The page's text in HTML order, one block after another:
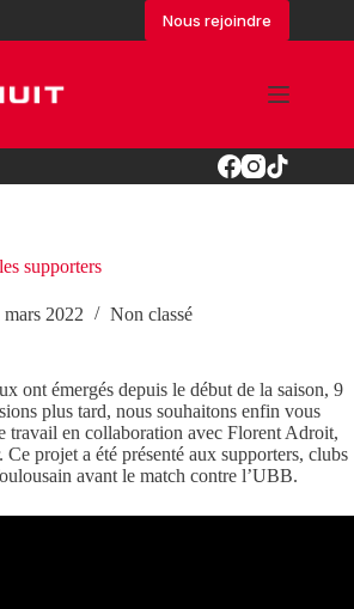
Nous rejoindre
supporters
mars 2022 Non classé
ont émergés depuis le début de la saison, 9
plus tard, nous souhaitons enfin vous
travail en collaboration avec Florent Adroit,
projet a été présenté aux supporters, clubs
avant le match contre l’UBB.